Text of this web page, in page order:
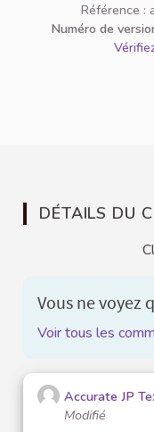
Référence
Numéro de
DÉTAILS DU
Vous ne voyez
Voir tous les
Accurate JP
Modifié